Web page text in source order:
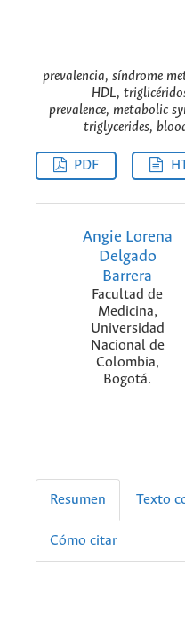
prevalencia, síndrome
HDL,
prevalence, metabolic
triglycerides,
PDF
Angie Lorena
Delgado
Barrera
Facultad de
Medicina,
Universidad
Nacional de
Colombia,
Bogotá.
Resumen Texto
Cómo citar